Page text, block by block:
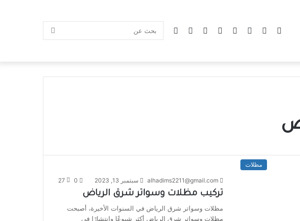
مظلات
alhadims2211@gmail.com سبتمبر 13, 2023 0
27
تركيب مظلات وسواتر شرق الرياض
مظلات وسواتر شرق الرياض في السنوات الأخيرة، أصبحت
مظلات وسواتر شرق الرياض أكثر شيوعًا وانتشارًا في